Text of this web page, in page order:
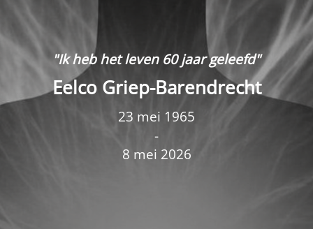
"Ik heb het leven 60 jaar geleefd"
Eelco Griep-Barendrecht
23 mei 1965
-
8 mei 2026